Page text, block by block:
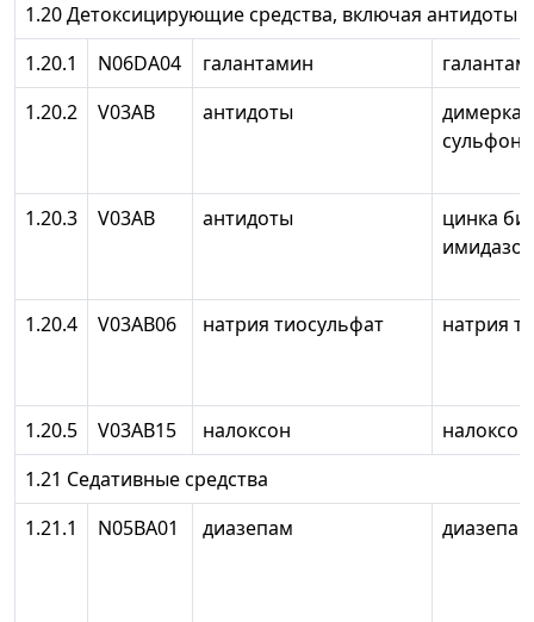
1.20 Детоксицирующие средства, включая антидоты
1.20.1
N06DA04 галантамин
1.20.2
V03AB антидоты
1.20.3 V03AB антидоты
цинка
1.20.4 V03AB06 натрия тиосульфат натрия
1.20.5 V03AB15 налоксон
налоксон
1.21 Седативные средства
1.21.1
N05BA01 диазепам диазепам